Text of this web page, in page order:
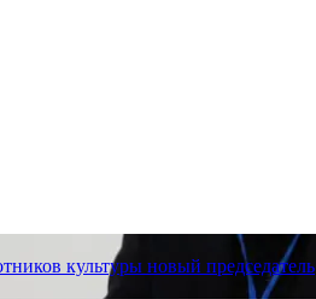
культуры новый председатель